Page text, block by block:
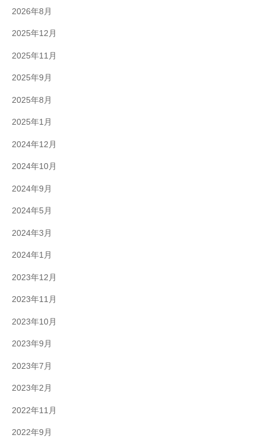
2026年8月
2025年12月
2025年11月
2025年9月
2025年8月
2025年1月
2024年12月
2024年10月
2024年9月
2024年5月
2024年3月
2024年1月
2023年12月
2023年11月
2023年10月
2023年9月
2023年7月
2023年2月
2022年11月
2022年9月